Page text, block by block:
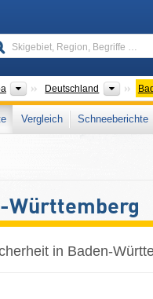
Kontinente
Deutschland Länder
Vergleich Schneeberichte
Württemberg
in Baden-